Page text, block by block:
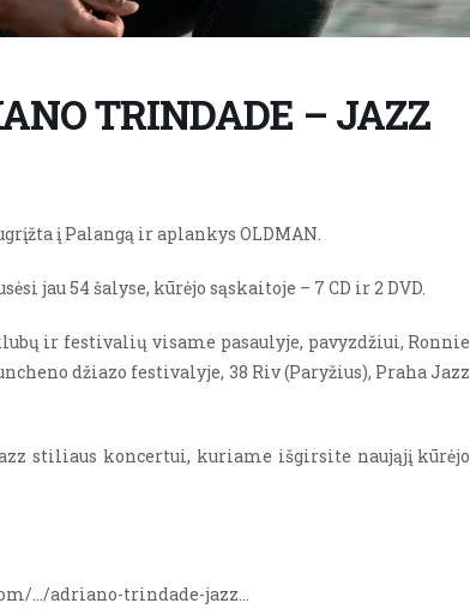
TRINDADE – JAZZ
į Palangą ir aplankys OLDMAN.
jau 54 šalyse, kūrėjo sąskaitoje – 7 CD ir 2 DVD.
ir festivalių visame pasaulyje, pavyzdžiui, Ronnie
džiazo festivalyje, 38 Riv (Paryžius), Praha Jazz
stiliaus koncertui, kuriame išgirsite naująjį kūrėjo
…/adriano-trindade-jazz…